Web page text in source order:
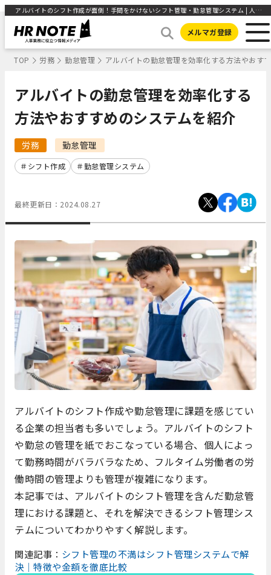
アルバイトのシフト作成が面倒！手間をかけないシフト管理・勤怠管理システム | 人事部から企業成長を応援するメディアHR NOTE
メルマガ登録
TOP 労務 勤怠管理 アルバイトの勤怠管理を効率化する方法やおす
アルバイトの勤怠管理を効率化する
方法やおすすめのシステムを紹介
労務 勤怠管理
シフト作成 勤怠管理システム
最終更新日： 2024.08.27
アルバイトのシフト作成や勤怠管理に課題を感じてい
る企業の担当者も多いでしょう。アルバイトのシフト
や勤怠の管理を紙でおこなっている場合、個人によっ
て勤務時間がバラバラなため、フルタイム労働者の労
働時間の管理よりも管理が複雑になります。
本記事では、アルバイトのシフト管理を含んだ勤怠管
理における課題と、それを解決できるシフト管理シス
テムについてわかりやすく解説します。
関連記事： シフト管理の不満はシフト管理システムで解
決｜特徴や金額を徹底比較